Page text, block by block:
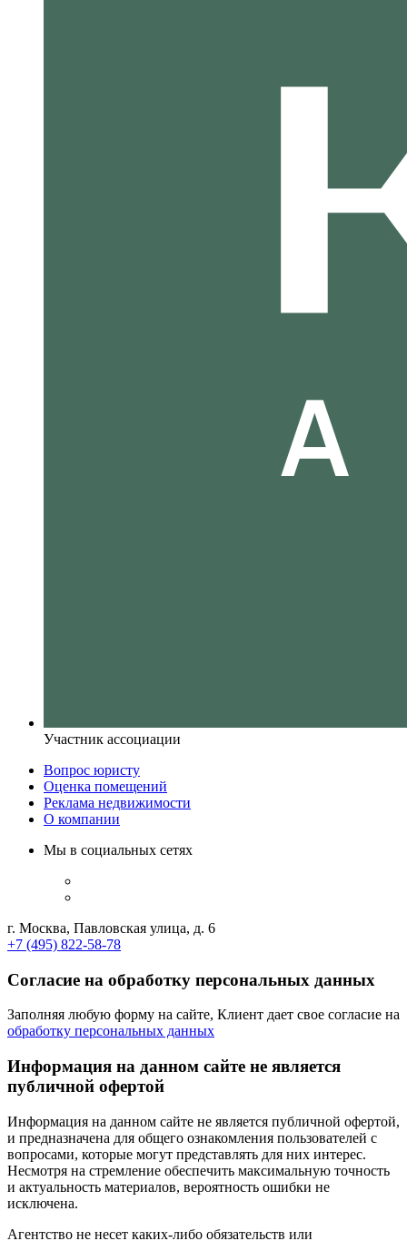
Участник ассоциации
Вопрос юристу
Оценка помещений
Реклама недвижимости
О компании
Мы в социальных сетях
г. Москва, Павловская улица, д. 6
+7 (495) 822-58-78
Согласие на обработку персональных данных
Заполняя любую форму на сайте, Клиент дает свое согласие на
обработку персональных данных
Информация на данном сайте не является
публичной офертой
Информация на данном сайте не является публичной офертой,
и предназначена для общего ознакомления пользователей с
вопросами, которые могут представлять для них интерес.
Несмотря на стремление обеспечить максимальную точность
и актуальность материалов, вероятность ошибки не
исключена.
Агентство не несет каких-либо обязательств или